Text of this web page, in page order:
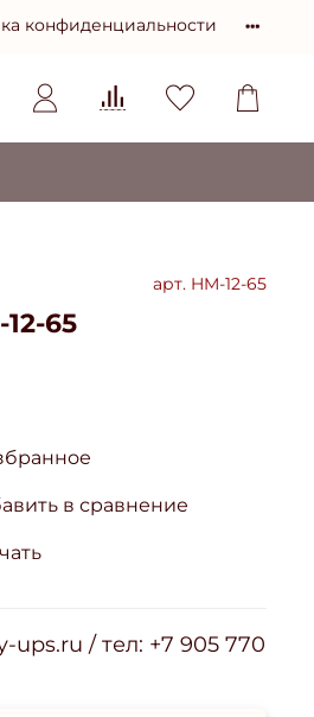
конфиденциальности
арт. HM-12-65
65
в сравнение
ups.ru / тел: +7 905 770